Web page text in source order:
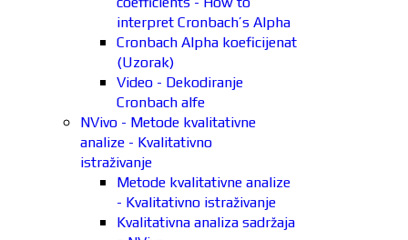
interpret Cronbach’s Alpha
Cronbach Alpha koeficijenat
(Uzorak)
Video - Dekodiranje
Cronbach alfe
NVivo - Metode kvalitativne
analize - Kvalitativno
istraživanje
Metode kvalitativne analize
- Kvalitativno istraživanje
Kvalitativna analiza sadržaja